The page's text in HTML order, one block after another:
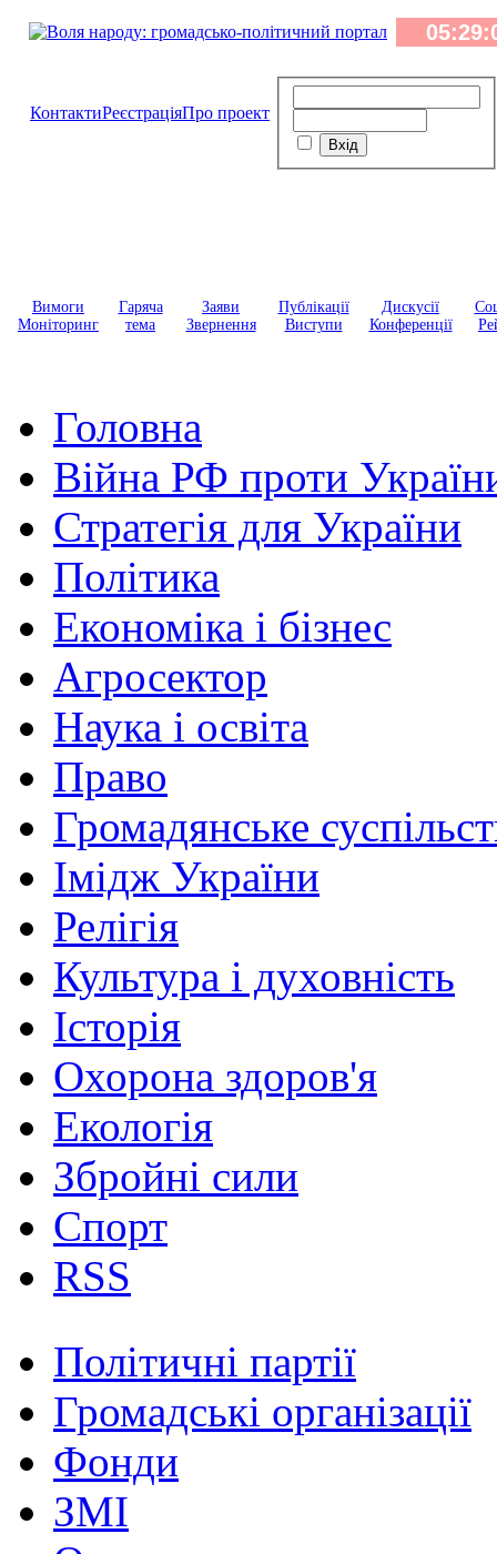
КонтактиРеєстраціяПро проект
Вимоги
Моніторинг
Гаряча
тема
Заяви
Звернення
Публікації
Виступи
Дискусії
Конференції
Головна
Війна РФ проти
Стратегія для України
Політика
Економіка і бізнес
Агросектор
Наука і освіта
Право
Громадянське
Імідж України
Релігія
Культура і духовність
Історія
Охорона здоров'я
Екологія
Збройні сили
Спорт
RSS
Політичні партії
Громадські організації
Фонди
ЗМІ